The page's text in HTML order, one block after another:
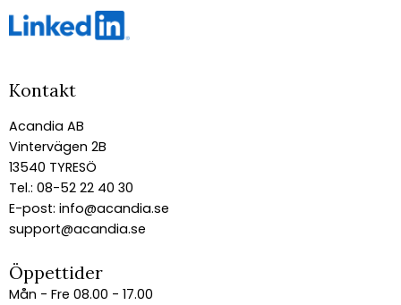
Kontakt
Acandia AB
Vintervägen 2B
13540 TYRESÖ
Tel.: 08-52 22 40 30
E-post: info@acandia.se
support@acandia.se
Öppettider
Mån - Fre 08.00 - 17.00